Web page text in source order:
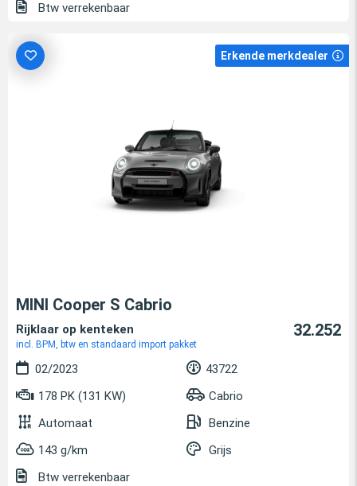
Btw verrekenbaar
Erkende merkdealer
MINI Cooper S Cabrio
Rijklaar op kenteken
incl. BPM, btw en standaard import pakket
32.252
02/2023
43722
178 PK (131 KW)
Cabrio
Automaat
Benzine
143 g/km
Grijs
Btw verrekenbaar